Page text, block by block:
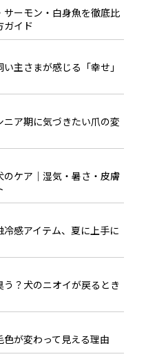
ーモン・白身魚を徹底比
ガイド
主さまが感じる「幸せ」
ア期に気づきたい爪の変
ケア｜湿気・暑さ・皮膚
感アイテム、夏に上手に
？犬のニオイが戻るとき
が変わって見える理由